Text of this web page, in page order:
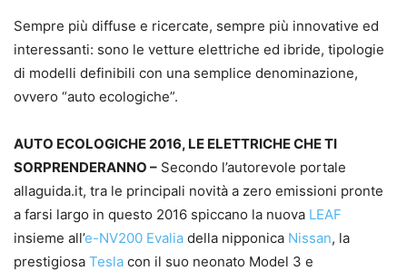
Sempre più diffuse e ricercate, sempre più innovative ed
interessanti: sono le vetture elettriche ed ibride, tipologie
di modelli definibili con una semplice denominazione,
ovvero “auto ecologiche”.
AUTO ECOLOGICHE 2016, LE ELETTRICHE CHE TI
SORPRENDERANNO – Secondo l’autorevole portale
allaguida.it, tra le principali novità a zero emissioni pronte
a farsi largo in questo 2016 spiccano la nuova LEAF
insieme all’e-NV200 Evalia della nipponica Nissan, la
prestigiosa Tesla con il suo neonato Model 3 e